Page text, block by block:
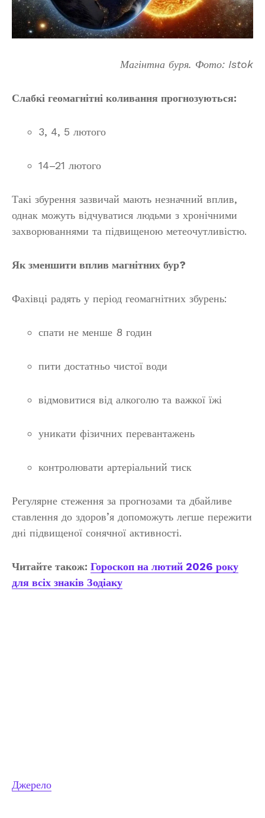
Магінтна буря. Фото: Istok
Слабкі геомагнітні коливання прогнозуються:
3, 4, 5 лютого
14–21 лютого
Такі збурення зазвичай мають незначний вплив,
однак можуть відчуватися людьми з хронічними
захворюваннями та підвищеною метеочутливістю.
Як зменшити вплив магнітних бур?
Фахівці радять у період геомагнітних збурень:
спати не менше 8 годин
пити достатньо чистої води
відмовитися від алкоголю та важкої їжі
уникати фізичних перевантажень
контролювати артеріальний тиск
Регулярне стеження за прогнозами та дбайливе
ставлення до здоров’я допоможуть легше пережити
дні підвищеної сонячної активності.
Читайте також: Гороскоп на лютий 2026 року
для всіх знаків Зодіаку
Джерело